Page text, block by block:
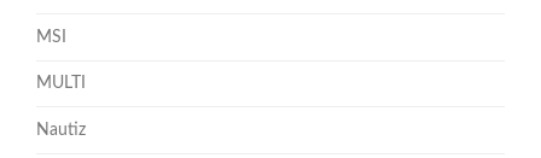
MSI
MULTI
Nautiz